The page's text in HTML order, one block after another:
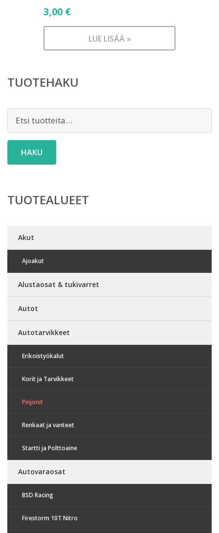
3,00 €
LUE LISÄÄ »
TUOTEHAKU
Etsi:
HAKU
TUOTEALUEET
Akut
Ajoakut
Alustaosat & tukivarret
Autot
Autotarvikkeet
Erikoistyökalut
Korit ja Tarvikkeet
Pinjonit
Renkaat ja vanteet
Startti ja Polttoaine
Autovaraosat
BSD Racing
Firestorm 10T Nitro